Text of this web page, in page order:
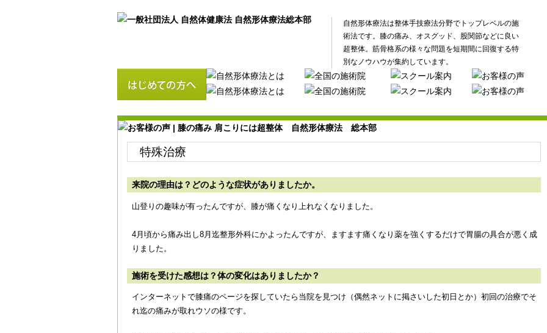
自然形体療法は整体手技療法分野でトップレベルの施
術法です。膝の痛み、オスグッド、股関節などに良い
超整体。筋骨格系の様々な問題を短期間に回復する特
別なノウハウが集約しています。
特殊治療
来院の理由は？どのような症状がありましたか。
山登りの趣味が有ったんですが、膝が痛くなり上れなくなりました。
4月頃から痛み出し8月迄整形外科にかよったんですが、ますます痛くなり薬を強くするだけで胃腸の具合が悪く成
りました。
施術を受けた感想は？体の変化はありましたか？
インターネットで膝痛のページを探していたら当院を見つけ（偶然ネットに掲さいした初日とか）初回の治療でそ
れ迄の痛みが取れウソの様です。